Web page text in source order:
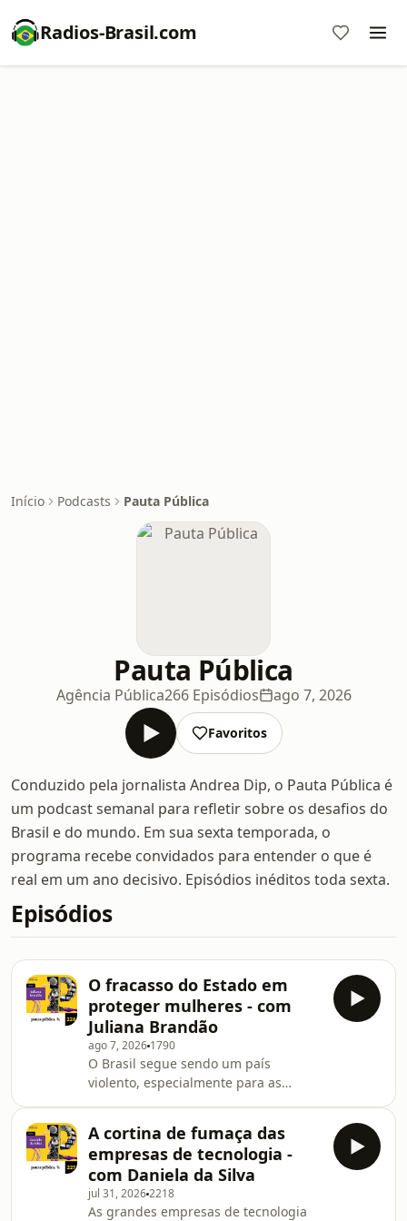
Radios-Brasil.com
Início Podcasts Pauta Pública
Pauta Pública
Agência Pública266 Episódios ago 7, 2026
Favoritos
Conduzido pela jornalista Andrea Dip, o Pauta Pública é
um podcast semanal para refletir sobre os desafios do
Brasil e do mundo. Em sua sexta temporada, o
programa recebe convidados para entender o que é
real em um ano decisivo. Episódios inéditos toda sexta.
Episódios
O fracasso do Estado em
proteger mulheres - com
Juliana Brandão
ago 7, 2026 1790
O Brasil segue sendo um país
violento, especialmente para as
registra números recordes de
feminicídios e tentativas de
feminicídio. Apenas em 2025, foram
1571 vítimas desse crime, a maioria
mulheres negras, assassinadas
A cortina de fumaça das
empresas de tecnologia -
com Daniela da Silva
jul 31, 20262218
As grandes empresas de tecnologia